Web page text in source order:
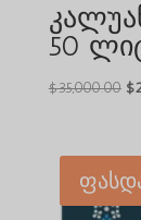
50
$35,000.00 $